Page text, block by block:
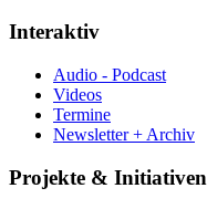
Interaktiv
Audio - Podcast
Videos
Termine
Newsletter + Archiv
Projekte & Initiativen